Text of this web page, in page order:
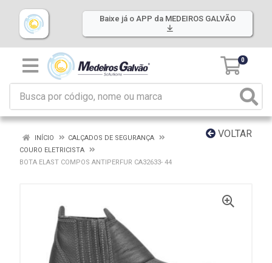
Baixe já o APP da MEDEIROS GALVÃO
0
VOLTAR
INÍCIO
CALÇADOS DE SEGURANÇA
COURO ELETRICISTA
BOTA ELAST COMPOS ANTIPERFUR CA32633- 44